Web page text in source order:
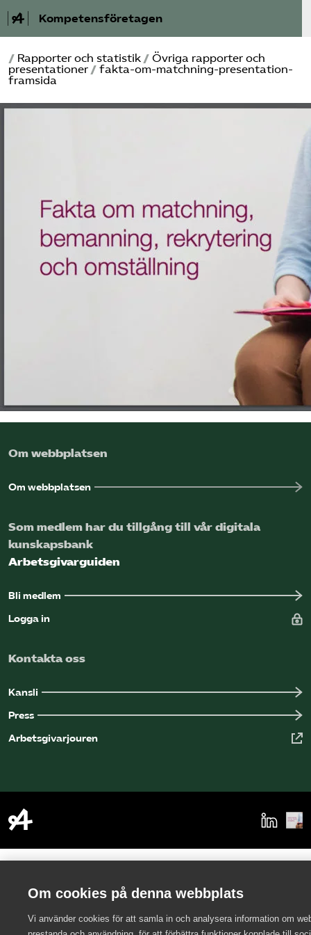
Kompetensföretagen
Aktuellt
A-Ö
Våra frågor
Kurser och aktiviteter
Bli medlem
Logga in på Arbetsgivarguiden
Sök på kompetensforetagen.se
/ Rapporter och statistik / Övriga rapporter och
presentationer / fakta-om-matchning-presentation-
framsida
Om webbplatsen
Om webbplatsen
Som medlem har du tillgång till vår digitala
kunskapsbank
Arbetsgivarguiden
Bli medlem
Logga in
Kontakta oss
Kansli
Press
Arbetsgivarjouren
Om cookies på denna webbplats
Vi använder cookies för att samla in och analysera information om